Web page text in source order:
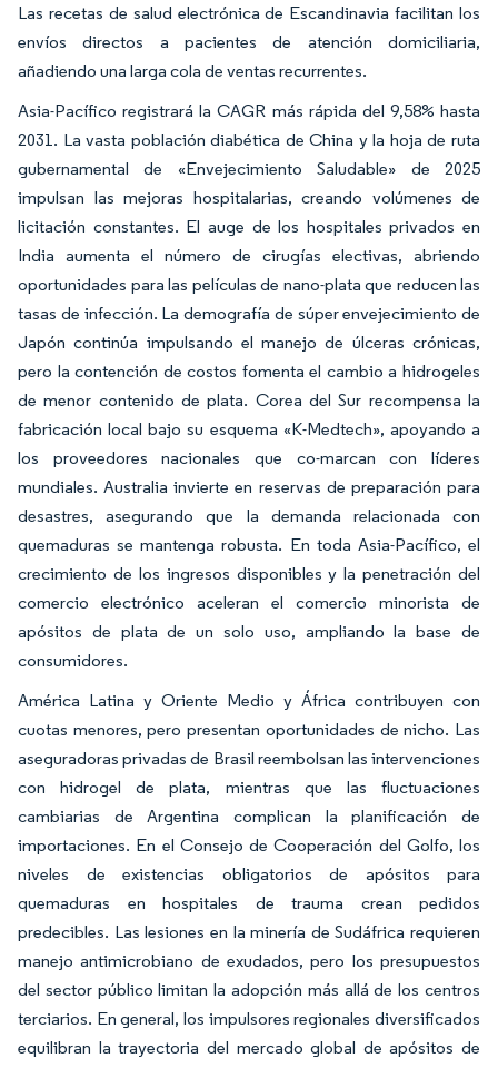
Las recetas de salud electrónica de Escandinavia facilitan los
envíos directos a pacientes de atención domiciliaria,
añadiendo una larga cola de ventas recurrentes.
Asia-Pacífico registrará la CAGR más rápida del 9,58% hasta
2031. La vasta población diabética de China y la hoja de ruta
gubernamental de «Envejecimiento Saludable» de 2025
impulsan las mejoras hospitalarias, creando volúmenes de
licitación constantes. El auge de los hospitales privados en
India aumenta el número de cirugías electivas, abriendo
oportunidades para las películas de nano-plata que reducen las
tasas de infección. La demografía de súper envejecimiento de
Japón continúa impulsando el manejo de úlceras crónicas,
pero la contención de costos fomenta el cambio a hidrogeles
de menor contenido de plata. Corea del Sur recompensa la
fabricación local bajo su esquema «K-Medtech», apoyando a
los proveedores nacionales que co-marcan con líderes
mundiales. Australia invierte en reservas de preparación para
desastres, asegurando que la demanda relacionada con
quemaduras se mantenga robusta. En toda Asia-Pacífico, el
crecimiento de los ingresos disponibles y la penetración del
comercio electrónico aceleran el comercio minorista de
apósitos de plata de un solo uso, ampliando la base de
consumidores.
América Latina y Oriente Medio y África contribuyen con
cuotas menores, pero presentan oportunidades de nicho. Las
aseguradoras privadas de Brasil reembolsan las intervenciones
con hidrogel de plata, mientras que las fluctuaciones
cambiarias de Argentina complican la planificación de
importaciones. En el Consejo de Cooperación del Golfo, los
niveles de existencias obligatorios de apósitos para
quemaduras en hospitales de trauma crean pedidos
predecibles. Las lesiones en la minería de Sudáfrica requieren
manejo antimicrobiano de exudados, pero los presupuestos
del sector público limitan la adopción más allá de los centros
terciarios. En general, los impulsores regionales diversificados
equilibran la trayectoria del mercado global de apósitos de